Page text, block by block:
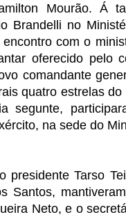
Mourão. Á
Brandelli no
com o
oferecido pelo
comandante
quatro estrelas
segunte,
na sede do
presidente Tarso
Santos,
Neto, e o